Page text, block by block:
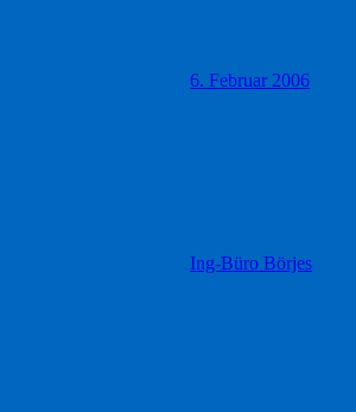
6. Februar 2006
Ing-Büro Börjes